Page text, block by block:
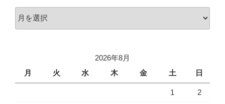
ー
2026年8月
月
火 水 木 金 土 日
1 2